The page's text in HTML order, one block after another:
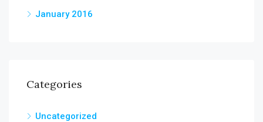
January 2016
Categories
Uncategorized